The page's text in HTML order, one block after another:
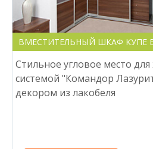
ВМЕСТИТЕЛЬНЫЙ ШКАФ КУПЕ
Стильное угловое место для
системой "Командор
декором из лакобеля